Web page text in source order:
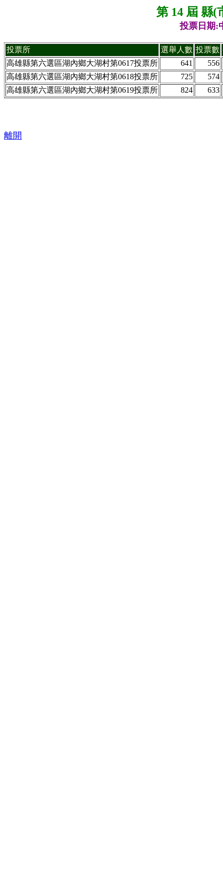
第 14 屆 縣(
投票日期:
投票所 選舉人數 投票數
高雄縣第六選區湖內鄉大湖村第0617投票所
641
556
高雄縣第六選區湖內鄉大湖村第0618投票所
725
574
高雄縣第六選區湖內鄉大湖村第0619投票所
824 633
離開